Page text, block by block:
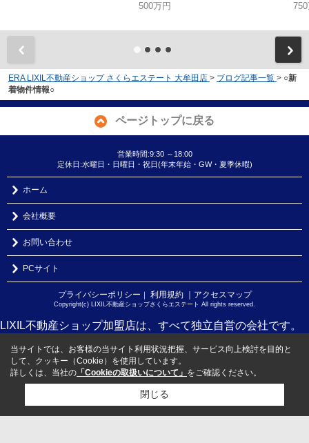
500万円
ERA LIXIL不動産ショップ さくらエステート 大牟田店 > ブログ記事一覧 > ○新
着物件情報○
ページトップに戻る
営業時間:9:30 ～18:00
定休日:水曜日・日曜日・祝日(年末年始・GW・夏季休暇)
ホーム
会社概要
お問い合わせ
PCサイト
プライバシーポリシー 利用規約 ｜アクセスマップ
Copyright(c) LIXIL不動産ショップさくらエステート All rights reserved.
LIXIL不動産ショップ加盟店は、すべて独立自営の会社です。
当サイトでは、お客様の当サイト利用状況把握、サービス向上検討を目的と
して、クッキー（Cookie）を使用しています。
詳しくは、当社の 「Cookieの取扱いについて」 をご確認ください。
閉じる